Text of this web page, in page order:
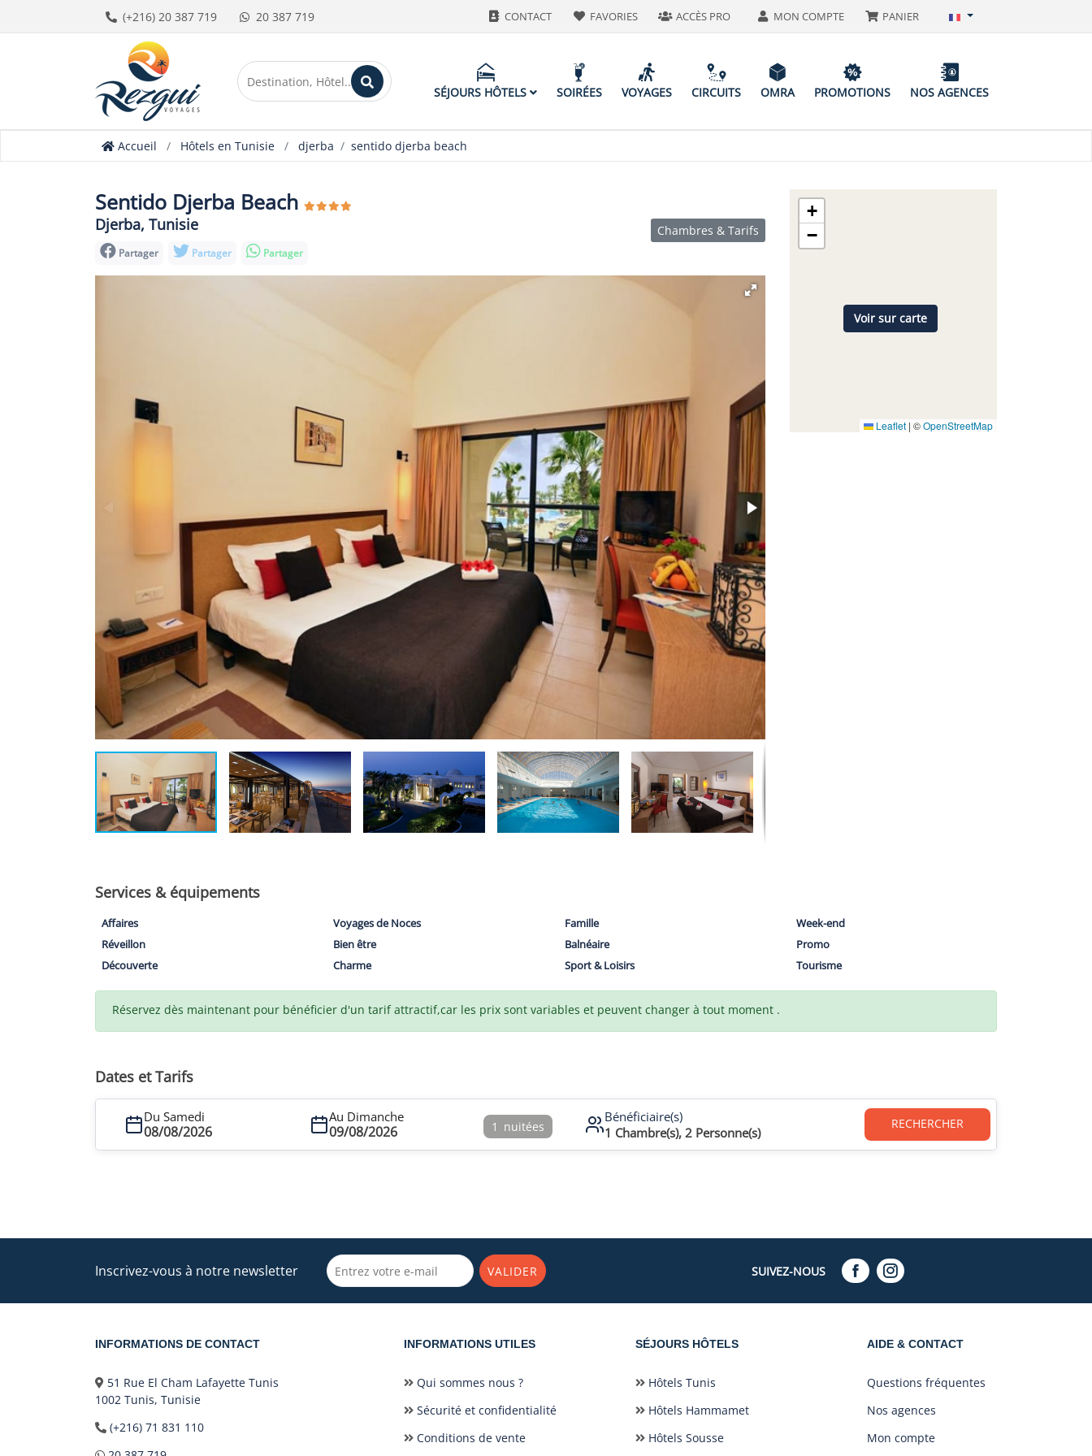
(+216) 20 387 719 20 387 719 CONTACT FAVORIES ACCÈS PRO MON COMPTE PANIER
SÉJOURS HÔTELS SOIRÉES VOYAGES CIRCUITS OMRA PROMOTIONS NOS AGENCES
Accueil Hôtels en Tunisie djerba sentido djerba beach
Sentido Djerba Beach
Djerba, Tunisie
Partager Partager Partager
Chambres & Tarifs
+
−
Leaflet | ©OpenStreetMap
Voir sur carte
Services & équipements
Affaires Voyages de Noces Famille
Week-end
Réveillon
Bien être Balnéaire
Promo
Découverte
Charme Sport & Loisirs Tourisme
Réservez dès maintenant pour bénéficier d'un tarif attractif,car les prix sont variables et peuvent changer à tout moment .
Dates et Tarifs
Du Samedi
08/08/2026
Au Dimanche
09/08/2026 1 nuitées
Bénéficiaire(s)
1 Chambre(s), 2 Personne(s)
RECHERCHER
Inscrivez-vous à notre newsletter VALIDER SUIVEZ-NOUS
INFORMATIONS DE CONTACT
51 Rue El Cham Lafayette Tunis
1002 Tunis, Tunisie
(+216) 71 831 110
INFORMATIONS UTILES
Qui sommes nous ?
Sécurité et confidentialité
Conditions de vente
SÉJOURS HÔTELS
Hôtels Tunis
Hôtels Hammamet
Hôtels Sousse
AIDE & CONTACT
Questions fréquentes
Nos agences
Mon compte